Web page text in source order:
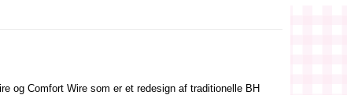
og Comfort Wire som er et redesign af traditionelle BH